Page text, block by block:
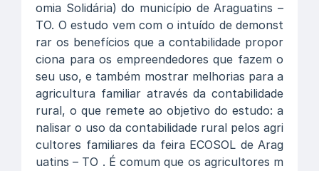
omia Solidária) do município de Araguatins –
TO. O estudo vem com o intuído de demonst
rar os benefícios que a contabilidade propor
ciona para os empreendedores que fazem o
seu uso, e também mostrar melhorias para a
agricultura familiar através da contabilidade
rural, o que remete ao objetivo do estudo: a
nalisar o uso da contabilidade rural pelos agri
cultores familiares da feira ECOSOL de Arag
uatins – TO . É comum que os agricultores m